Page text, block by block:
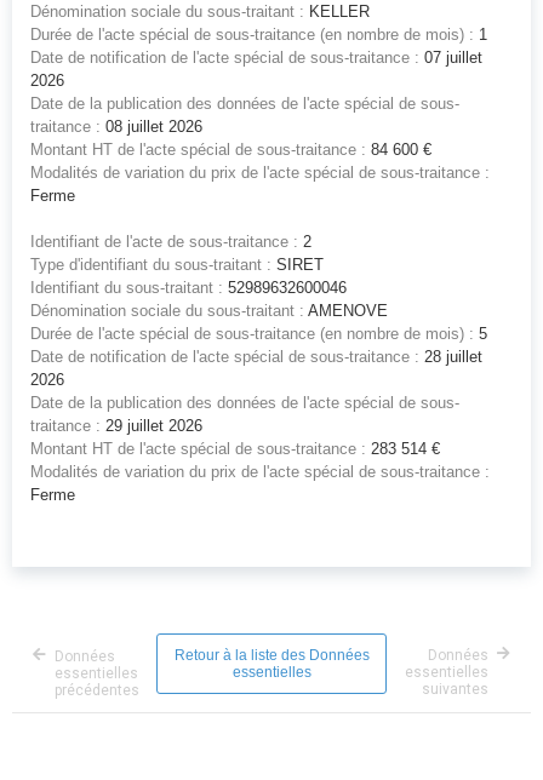
Dénomination sociale du sous-traitant : KELLER
Durée de l'acte spécial de sous-traitance (en nombre de mois) : 1
Date de notification de l'acte spécial de sous-traitance : 07 juillet
2026
Date de la publication des données de l'acte spécial de sous-
traitance : 08 juillet 2026
Montant HT de l'acte spécial de sous-traitance : 84 600 €
Modalités de variation du prix de l'acte spécial de sous-traitance :
Ferme
Identifiant de l'acte de sous-traitance : 2
Type d'identifiant du sous-traitant : SIRET
Identifiant du sous-traitant : 52989632600046
Dénomination sociale du sous-traitant : AMENOVE
Durée de l'acte spécial de sous-traitance (en nombre de mois) : 5
Date de notification de l'acte spécial de sous-traitance : 28 juillet
2026
Date de la publication des données de l'acte spécial de sous-
traitance : 29 juillet 2026
Montant HT de l'acte spécial de sous-traitance : 283 514 €
Modalités de variation du prix de l'acte spécial de sous-traitance :
Ferme
Données
essentielles
précédentes
Retour à la liste des Données
essentielles
Données
essentielles
suivantes